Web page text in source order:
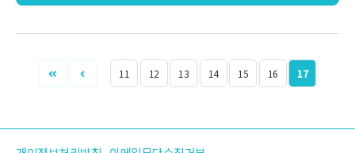
11 12 13 14 15 16 17